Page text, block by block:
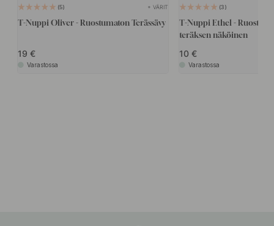
5 + VÄRIT
T-Nuppi Oliver - Ruostumaton Terässävy
19
Varastossa
3
T-Nuppi Ethel -
teräksen näköinen
10
Varastossa